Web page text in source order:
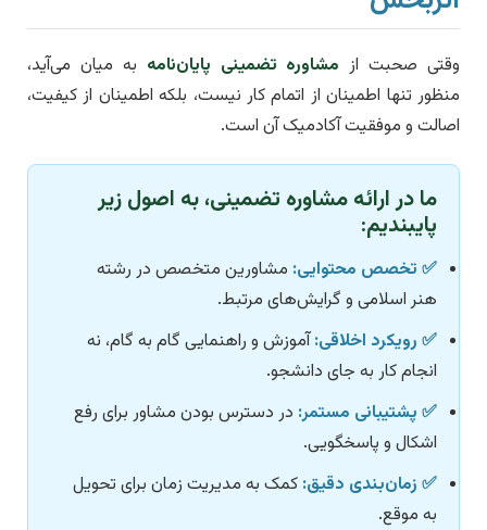
وقتی صحبت از مشاوره تضمینی پایان‌نامه به میان می‌آید،
منظور تنها اطمینان از اتمام کار نیست، بلکه اطمینان از کیفیت،
اصالت و موفقیت آکادمیک آن است.
ما در ارائه مشاوره تضمینی، به اصول زیر
پایبندیم:
✅ تخصص محتوایی: مشاورین متخصص در رشته
هنر اسلامی و گرایش‌های مرتبط.
✅ رویکرد اخلاقی:آموزش و راهنمایی گام به گام، نه
انجام کار به جای دانشجو.
✅ پشتیبانی مستمر: در دسترس بودن مشاور برای رفع
اشکال و پاسخگویی.
✅ زمان‌بندی دقیق: کمک به مدیریت زمان برای تحویل
به موقع.